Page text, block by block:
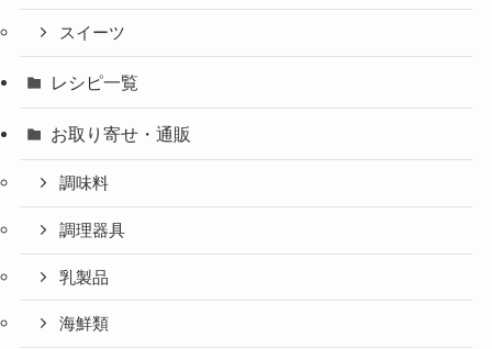
スイーツ
レシピ一覧
お取り寄せ・通販
調味料
調理器具
乳製品
海鮮類